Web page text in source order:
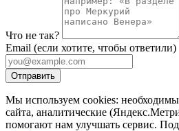
Что не так?
Email (если хотите, чтобы ответили)
Отправить
Мы используем cookies:
сайта, аналитические
помогают нам улучшать сервис.